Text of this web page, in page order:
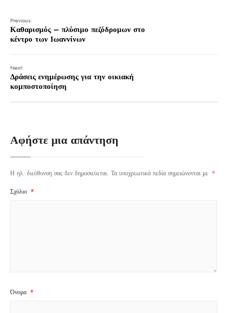
Previous:
Καθαρισμός – πλύσιμο πεζόδρομων στο
κέντρο των Ιωαννίνων
Next:
Δράσεις ενημέρωσης για την οικιακή
κομποστοποίηση
Αφήστε μια απάντηση
Η ηλ. διεύθυνση σας δεν δημοσιεύεται. Τα υποχρεωτικά πεδία σημειώνονται με *
Σχόλιο *
Όνομα *